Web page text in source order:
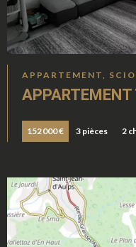
APPARTEMENT,
152 000 € 3 pièces 2